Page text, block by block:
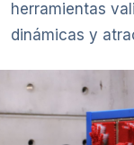
herramientas
dinámicas y